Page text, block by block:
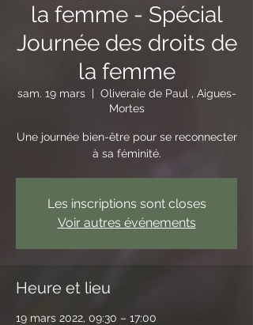
la femme - Spécial
Journée des droits de
la femme
sam. 19 mars
  |
Oliveraie de Paul , Aigues-
Mortes
Une journée bien-être pour se reconnecter
à sa féminité.
Les inscriptions sont closes
Voir autres événements
Heure et lieu
19 mars 2022, 09:30 – 17:00